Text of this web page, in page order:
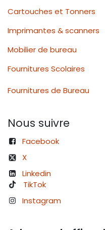
Cartouches et Tonners
Imprimantes & scanners
Mobilier de bureau
Fournitures Scolaires
Fournitures de Bureau
Nous suivre
Facebook
X
Linkedin
TikTok
Instagram